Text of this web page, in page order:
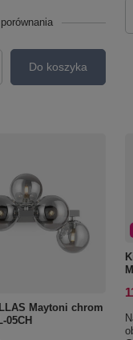
Do koszyka
Maytoni chrom
05CH